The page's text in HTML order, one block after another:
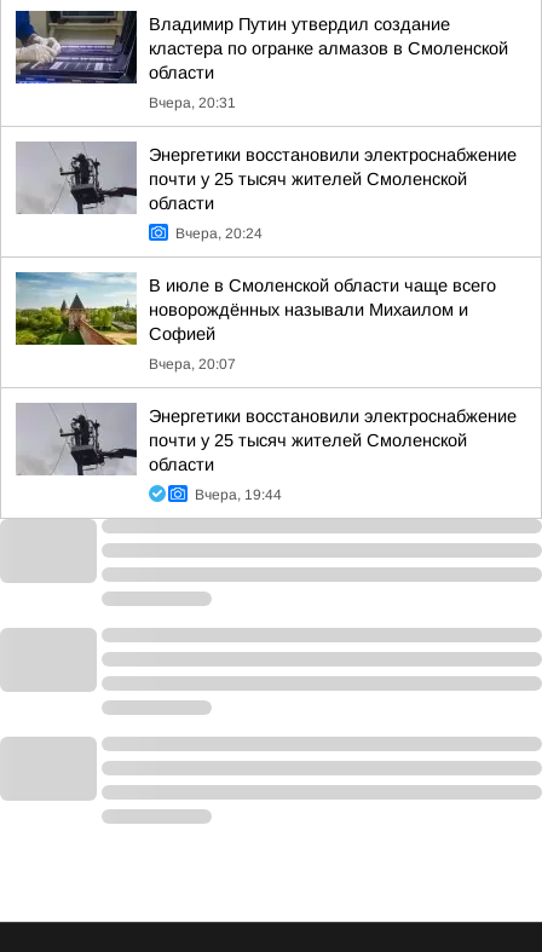
Владимир Путин утвердил создание
кластера по огранке алмазов в Смоленской
области
Вчера, 20:31
Энергетики восстановили электроснабжение
почти у 25 тысяч жителей Смоленской
области
Вчера, 20:24
В июле в Смоленской области чаще всего
новорождённых называли Михаилом и
Софией
Вчера, 20:07
Энергетики восстановили электроснабжение
почти у 25 тысяч жителей Смоленской
области
Вчера, 19:44